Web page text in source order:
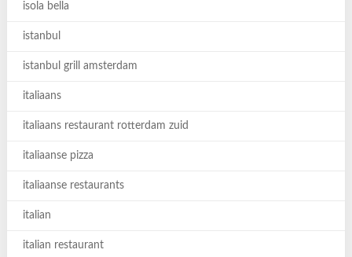
isola bella
istanbul
istanbul grill amsterdam
italiaans
italiaans restaurant rotterdam zuid
italiaanse pizza
italiaanse restaurants
italian
italian restaurant